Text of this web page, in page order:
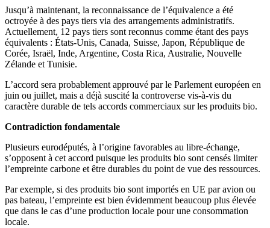
Jusqu’à maintenant, la reconnaissance de l’équivalence a été
octroyée à des pays tiers via des arrangements administratifs.
Actuellement, 12 pays tiers sont reconnus comme étant des pays
équivalents : États-Unis, Canada, Suisse, Japon, République de
Corée, Israël, Inde, Argentine, Costa Rica, Australie, Nouvelle
Zélande et Tunisie.
L’accord sera probablement approuvé par le Parlement européen en
juin ou juillet, mais a déjà suscité la controverse vis-à-vis du
caractère durable de tels accords commerciaux sur les produits bio.
Contradiction fondamentale
Plusieurs eurodéputés, à l’origine favorables au libre-échange,
s’opposent à cet accord puisque les produits bio sont censés limiter
l’empreinte carbone et être durables du point de vue des ressources.
Par exemple, si des produits bio sont importés en UE par avion ou
pas bateau, l’empreinte est bien évidemment beaucoup plus élevée
que dans le cas d’une production locale pour une consommation
locale.